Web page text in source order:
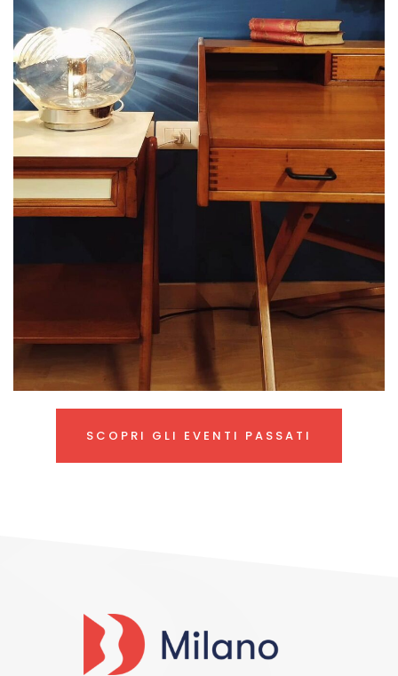
SCOPRI GLI EVENTI PASSATI